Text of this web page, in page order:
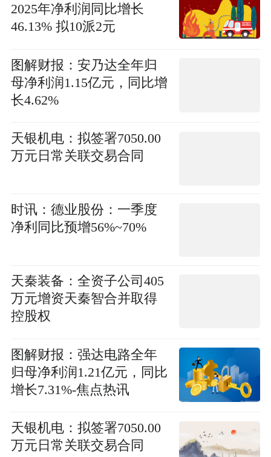
2025年净利润同比增长
46.13% 拟10派2元
图解财报：安乃达全年归
母净利润1.15亿元，同比增
长4.62%
天银机电：拟签署7050.00
万元日常关联交易合同
时讯：德业股份：一季度
净利同比预增56%~70%
天秦装备：全资子公司405
万元增资天秦智合并取得
控股权
图解财报：强达电路全年
归母净利润1.21亿元，同比
增长7.31%-焦点热讯
天银机电：拟签署7050.00
万元日常关联交易合同